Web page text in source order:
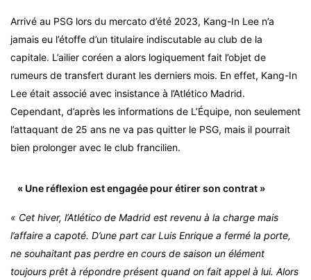
Arrivé au PSG lors du mercato d’été 2023, Kang-In Lee n’a
jamais eu l’étoffe d’un titulaire indiscutable au club de la
capitale. L’ailier coréen a alors logiquement fait l’objet de
rumeurs de transfert durant les derniers mois. En effet, Kang-In
Lee était associé avec insistance à l’Atlético Madrid.
Cependant, d’après les informations de L’Équipe, non seulement
l’attaquant de 25 ans ne va pas quitter le PSG, mais il pourrait
bien prolonger avec le club francilien.
« Une réflexion est engagée pour étirer son contrat »
« Cet hiver, l’Atlético de Madrid est revenu à la charge mais
l’affaire a capoté. D’une part car Luis Enrique a fermé la porte,
ne souhaitant pas perdre en cours de saison un élément
toujours prêt à répondre présent quand on fait appel à lui. Alors